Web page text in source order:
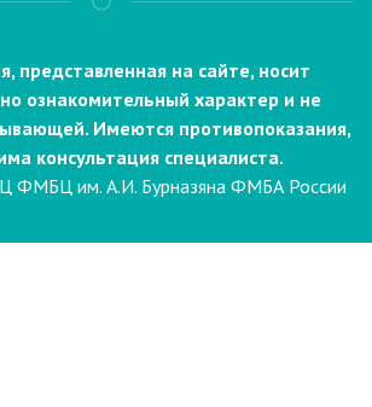
представленная на сайте, носит
ознакомительный характер и не
Имеются противопоказания,
консультация специалиста.
ФМБЦ им. А.И. Бурназяна ФМБА России